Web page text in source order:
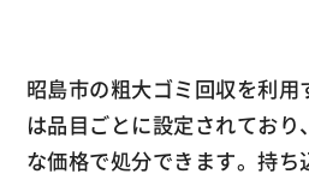
昭島市の粗大ゴミ回収を利
は品目ごとに設定されてお
な価格で処分できます。持